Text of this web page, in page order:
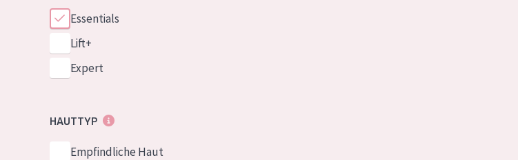
Essentials
Lift+
Expert
HAUTTYP
Empfindliche Haut